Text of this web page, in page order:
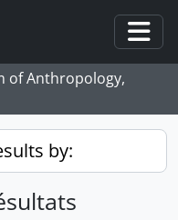
of Anthropology,
by: